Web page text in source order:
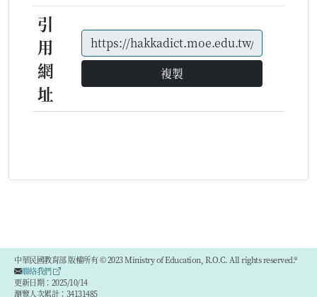
引
用
網
址
複製
中華民國教育部 版權所有 © 2023 Ministry of Education, R.O.C. All rights reserved.®
聯絡我們
更新日期：2025/10/14
瀏覽人次累計：34131485